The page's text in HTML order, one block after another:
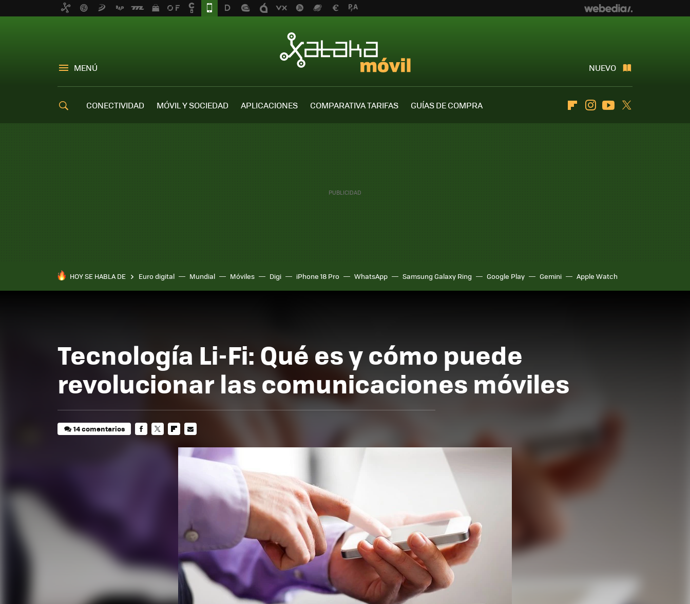
MENÚ NUEVO
CONECTIVIDAD MÓVIL Y SOCIEDAD APLICACIONES COMPARATIVA TARIFAS
GUÍAS DE COMPRA
FlipboardInstagramYoutube
HOY SE HABLA DE Euro digital Mundial Móviles Digi iPhone 18 Pro WhatsApp Samsung Galaxy Ring Google Play Gemini Apple Watch
Tecnología Li-Fi: Qué es y cómo puede
revolucionar las comunicaciones móviles
14 comentarios
MAIL